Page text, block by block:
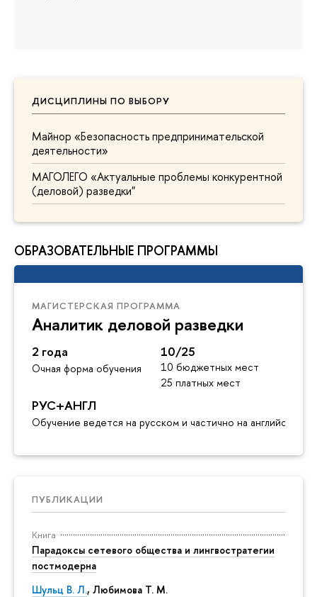
ДИСЦИПЛИНЫ ПО ВЫБОРУ
Майнор «Безопасность предпринимательской
деятельности»
МАГОЛЕГО «Актуальные проблемы конкурентной
(деловой) разведки"
ОБРАЗОВАТЕЛЬНЫЕ ПРОГРАММЫ
МАГИСТЕРСКАЯ ПРОГРАММА
Аналитик деловой разведки
2 года
Очная форма обучения
10/25
10 бюджетных мест
25 платных мест
РУС+АНГЛ
Обучение ведется на русском и частично на английском
ПУБЛИКАЦИИ
Книга
Парадоксы сетевого общества и лингвостратегии
постмодерна
Шульц В. Л., Любимова Т. М.